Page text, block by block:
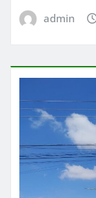
admin